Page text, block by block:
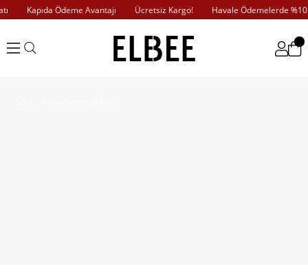
Kapıda Ödeme Avantajı Ücretsiz Kargo! Havale Ödemelerde %10